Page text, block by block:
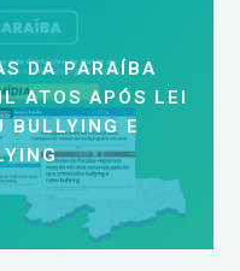
DA PARAÍBA
ATOS APÓS LEI
BULLYING E